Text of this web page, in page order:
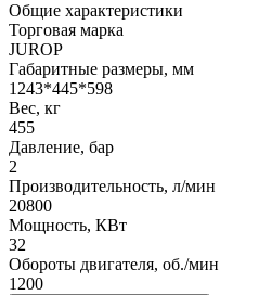
Общие характеристики
Торговая марка
JUROP
Габаритные размеры, мм
1243*445*598
Вес, кг
455
Давление, бар
2
Производительность, л/мин
20800
Мощность, КВт
32
Обороты двигателя, об./мин
1200